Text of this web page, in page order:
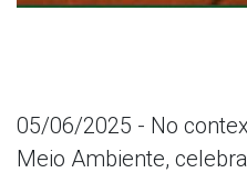
05/06/2025 - No
Meio Ambiente,